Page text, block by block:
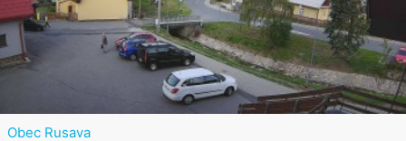
Obec Rusava